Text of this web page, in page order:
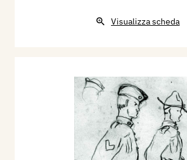
Visualizza scheda